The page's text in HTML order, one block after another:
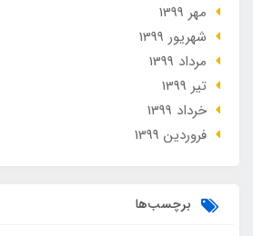
مهر 1399
شهریور 1399
مرداد 1399
تير 1399
خرداد 1399
فروردین 1399
برچسب‌ها